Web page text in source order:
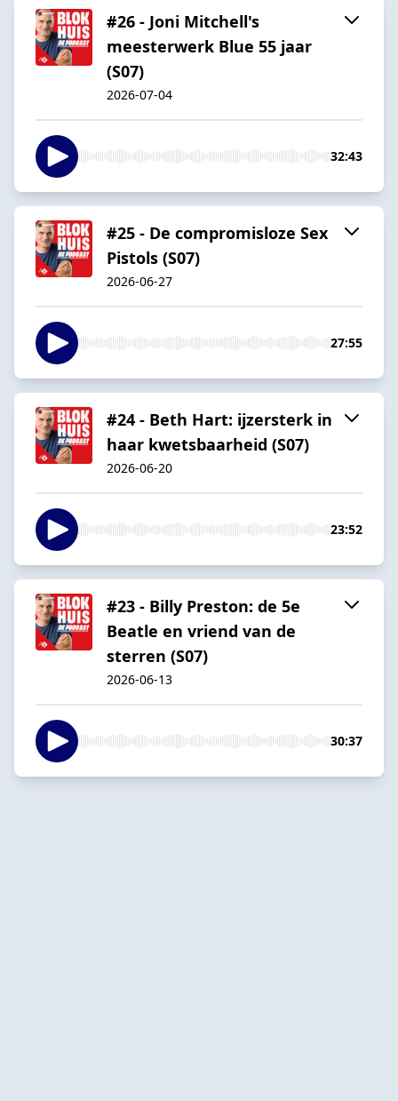
#26 - Joni Mitchell's
meesterwerk Blue 55 jaar
(S07)
2026-07-04
32:43
#25 - De compromisloze Sex
Pistols (S07)
2026-06-27
27:55
#24 - Beth Hart: ijzersterk in
haar kwetsbaarheid (S07)
2026-06-20
23:52
#23 - Billy Preston: de 5e
Beatle en vriend van de
sterren (S07)
2026-06-13
30:37